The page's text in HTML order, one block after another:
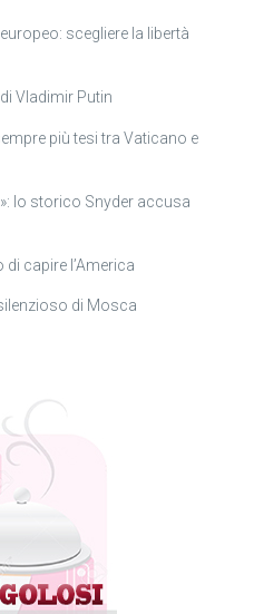
scegliere la libertà
Vladimir Putin
più tesi tra Vaticano e
lo storico Snyder accusa
di capire l’America
di Mosca